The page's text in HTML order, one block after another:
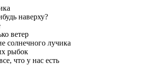
наверху?
ветер
солнечного лучика
рыбок
что у нас есть